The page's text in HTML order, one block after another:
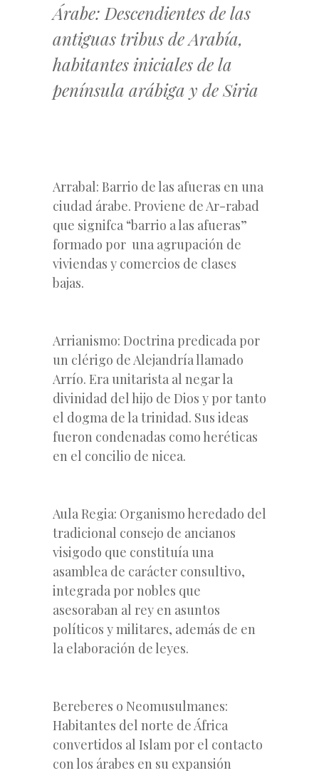
Árabe: Descendientes de las
antiguas tribus de Arabía,
habitantes iniciales de la
península arábiga y de Siria
Arrabal: Barrio de las afueras en una
ciudad árabe. Proviene de Ar-rabad
que signifca “barrio a las afueras”
formado por una agrupación de
viviendas y comercios de clases
bajas.
Arrianismo: Doctrina predicada por
un clérigo de Alejandría llamado
Arrío. Era unitarista al negar la
divinidad del hijo de Dios y por tanto
el dogma de la trinidad. Sus ideas
fueron condenadas como heréticas
en el concilio de nicea.
Aula Regia: Organismo heredado del
tradicional consejo de ancianos
visigodo que constituía una
asamblea de carácter consultivo,
integrada por nobles que
asesoraban al rey en asuntos
políticos y militares, además de en
la elaboración de leyes.
Bereberes o Neomusulmanes:
Habitantes del norte de África
convertidos al Islam por el contacto
con los árabes en su expansión